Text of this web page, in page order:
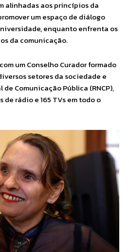
alinhadas aos princípios da
um espaço de diálogo
enquanto enfrenta os
da comunicação.
um Conselho Curador formado
setores da sociedade e
Comunicação Pública (RNCP),
de rádio e 165 TVs em todo o